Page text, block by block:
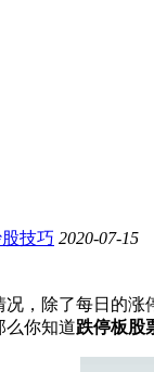
技巧 2020-07-15
除了每日的涨
么你知道跌停板股